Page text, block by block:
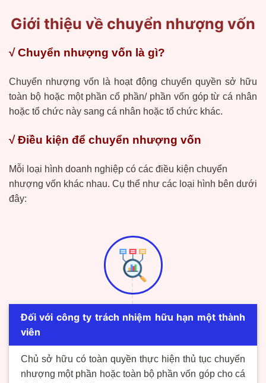
Giới thiệu về chuyển nhượng vốn
√ Chuyển nhượng vốn là gì?
Chuyển nhượng vốn là hoạt động chuyển quyền sở hữu
toàn bộ hoặc một phần cổ phần/ phần vốn góp từ cá nhân
hoặc tổ chức này sang cá nhân hoặc tổ chức khác.
√ Điều kiện để chuyển nhượng vốn
Mỗi loại hình doanh nghiệp có các điều kiện chuyển
nhượng vốn khác nhau. Cụ thể như các loại hình bên dưới
đây:
Đối với công ty trách nhiệm hữu hạn một thành
viên
Chủ sở hữu có toàn quyền thực hiện thủ tục chuyển
nhượng một phần hoặctoàn bộ phần vốn góp cho cá